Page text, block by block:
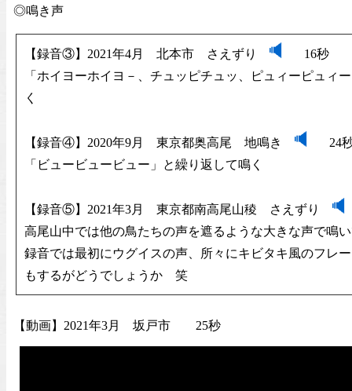
◎鳴き声
【録音③】2021年4月 北本市 さえずり
16秒
「ホイヨーホイヨ－、チュッピチュッ、ピュィーピュィ
く
【録音④】2020年9月 東京都奥高尾 地鳴き
24
「ビュービュービュー」と繰り返して鳴く
【録音⑤】2021年3月 東京都南高尾山稜 さえずり
高尾山中では他の鳥たちの声を遮るような大きな声で鳴
録音では最初にウグイスの声、所々にキビタキ風のフレ
もするがどうでしょうか 笑
【動画】2021年3月 坂戸市 25秒